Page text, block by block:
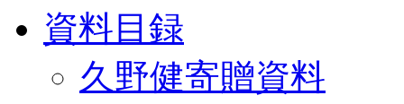
資料目録
久野健寄贈資料